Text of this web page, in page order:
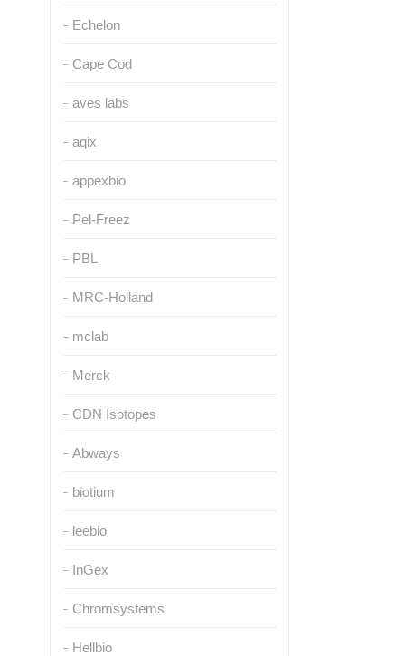
Echelon
Cape Cod
aves labs
aqix
appexbio
Pel-Freez
PBL
MRC-Holland
mclab
Merck
CDN Isotopes
Abways
biotium
leebio
InGex
Chromsystems
Hellbio